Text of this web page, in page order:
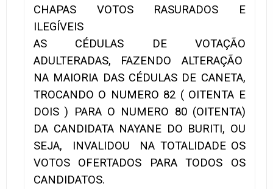
CHAPAS VOTOS RASURADOS E
ILEGÍVEIS
AS CÉDULAS DE VOTAÇÃO
ADULTERADAS, FAZENDO ALTERAÇÃO
NA MAIORIA DAS CÉDULAS DE CANETA,
TROCANDO O NUMERO 82 ( OITENTA E
DOIS ) PARA O NUMERO 80 (OITENTA)
DA CANDIDATA NAYANE DO BURITI, OU
SEJA, INVALIDOU NA TOTALIDADE OS
VOTOS OFERTADOS PARA TODOS OS
CANDIDATOS.